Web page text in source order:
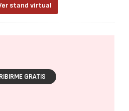
stand virtual
GRATIS